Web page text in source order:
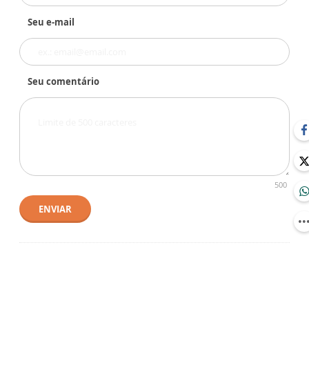
Seu e-mail
Seu comentário
500
ENVIAR